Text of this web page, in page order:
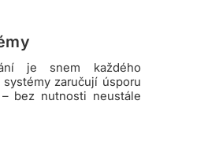
je snem každého
systémy zaručují úsporu
bez nutnosti neustále